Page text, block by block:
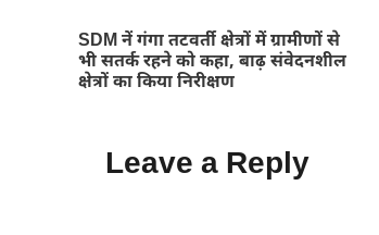
SDM नें गंगा तटवर्ती क्षेत्रों में ग्रामीणों से
भी सतर्क रहने को कहा, बाढ़ संवेदनशील
क्षेत्रों का किया निरीक्षण
Leave a Reply